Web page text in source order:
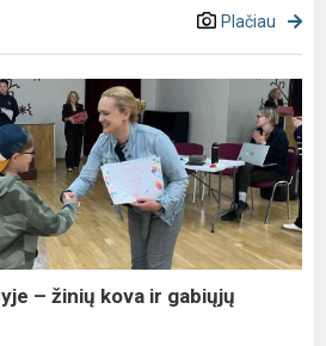
Plačiau
– žinių kova ir gabiųjų